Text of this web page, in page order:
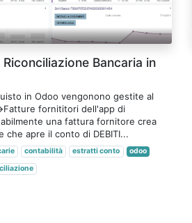
Bancaria in
in Odoo vengonono gestite al
fornititori dell'app di
una fattura fornitore crea
che apre il conto di DEBITI...
contabilità estratti conto
odoo